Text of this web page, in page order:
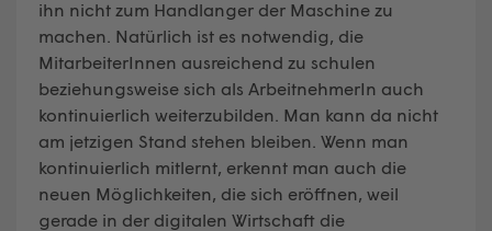
ihn nicht zum Handlanger der Maschine zu
machen. Natürlich ist es notwendig, die
MitarbeiterInnen ausreichend zu schulen
beziehungsweise sich als ArbeitnehmerIn auch
kontinuierlich weiterzubilden. Man kann da nicht
am jetzigen Stand stehen bleiben. Wenn man
kontinuierlich mitlernt, erkennt man auch die
neuen Möglichkeiten, die sich eröffnen, weil
gerade in der digitalen Wirtschaft die